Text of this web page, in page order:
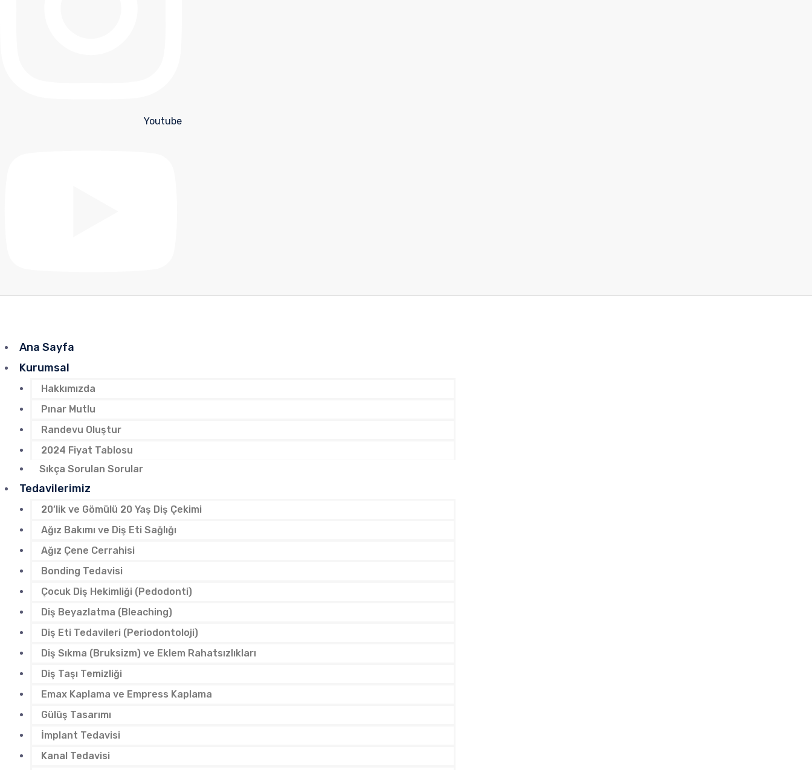
Youtube
Ana Sayfa
Kurumsal
Hakkımızda
Pınar Mutlu
Randevu Oluştur
2024 Fiyat Tablosu
Sıkça Sorulan Sorular
Tedavilerimiz
20’lik ve Gömülü 20 Yaş Diş Çekimi
Ağız Bakımı ve Diş Eti Sağlığı
Ağız Çene Cerrahisi
Bonding Tedavisi
Çocuk Diş Hekimliği (Pedodonti)
Diş Beyazlatma (Bleaching)
Diş Eti Tedavileri (Periodontoloji)
Diş Sıkma (Bruksizm) ve Eklem Rahatsızlıkları
Diş Taşı Temizliği
Emax Kaplama ve Empress Kaplama
Gülüş Tasarımı
İmplant Tedavisi
Kanal Tedavisi